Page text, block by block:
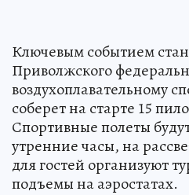
Ключевым событием
Приволжского
воздухоплавательному
соберет на старте 15
Спортивные полеты
утренние часы, на
для гостей организуют
подъемы на аэростатах.